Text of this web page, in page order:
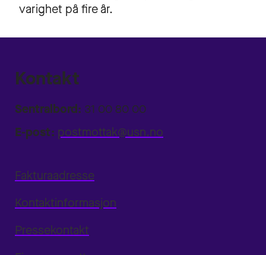
varighet på fire år.
Kontakt
Sentralbord: 31 00 80 00
E-post: postmottak@usn.no
Fakturaadresse
Kontaktinformasjon
Pressekontakt